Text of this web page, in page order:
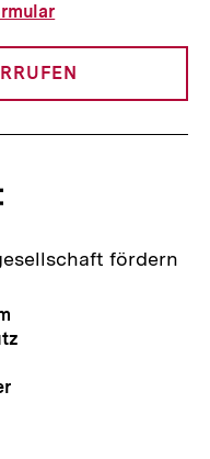
fördern